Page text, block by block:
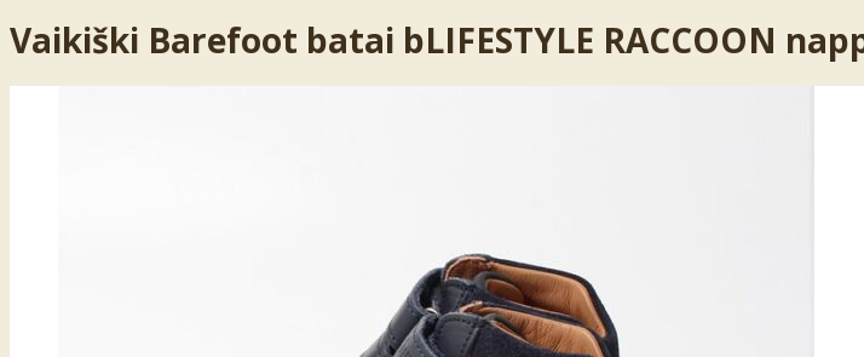
Vaikiški Barefoot batai bLIFESTYLE RACCOON